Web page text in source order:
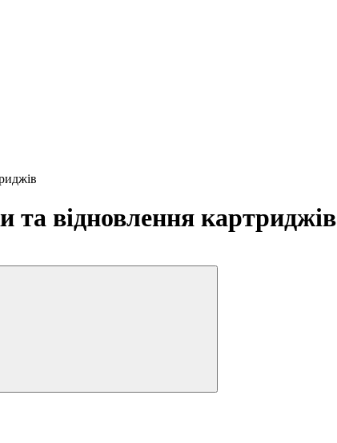
та відновлення картриджів